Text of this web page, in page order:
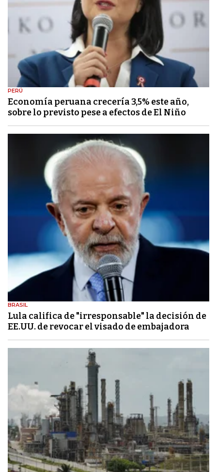
PERÚ
Economía peruana crecería 3,5% este año,
sobre lo previsto pese a efectos de El Niño
BRASIL
Lula califica de "irresponsable" la decisión de
EE.UU. de revocar el visado de embajadora